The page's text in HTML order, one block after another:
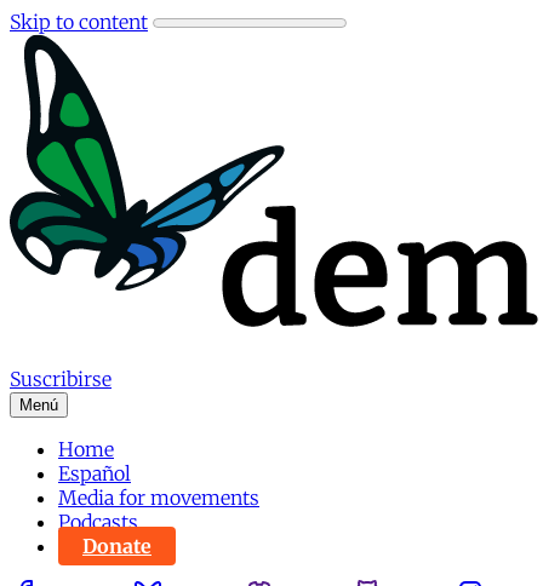
Skip to content
Suscribirse
Menú
Home
Español
Media for movements
Podcasts
Donate